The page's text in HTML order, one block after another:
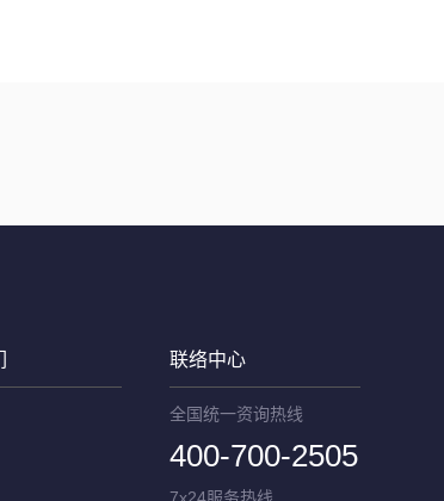
联络中心
全国统一资询热线
400-700-2505